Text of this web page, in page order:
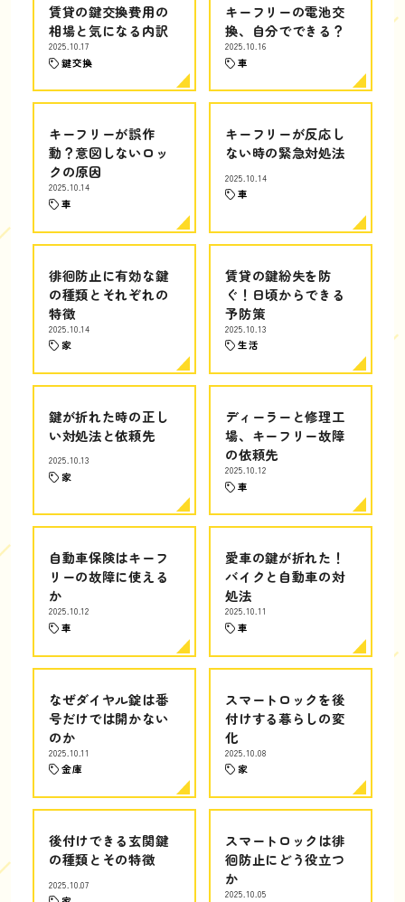
賃貸の鍵交換費用の
相場と気になる内訳
2025.10.17
鍵交換
キーフリーの電池交
換、自分でできる？
2025.10.16
車
キーフリーが誤作
動？意図しないロッ
クの原因
2025.10.14
車
キーフリーが反応し
ない時の緊急対処法
2025.10.14
車
徘徊防止に有効な鍵
の種類とそれぞれの
特徴
2025.10.14
家
賃貸の鍵紛失を防
ぐ！日頃からできる
予防策
2025.10.13
生活
鍵が折れた時の正し
い対処法と依頼先
2025.10.13
家
ディーラーと修理工
場、キーフリー故障
の依頼先
2025.10.12
車
自動車保険はキーフ
リーの故障に使える
か
2025.10.12
車
愛車の鍵が折れた！
バイクと自動車の対
処法
2025.10.11
車
なぜダイヤル錠は番
号だけでは開かない
のか
2025.10.11
金庫
スマートロックを後
付けする暮らしの変
化
2025.10.08
家
後付けできる玄関鍵
の種類とその特徴
2025.10.07
スマートロックは徘
徊防止にどう役立つ
か
2025.10.05